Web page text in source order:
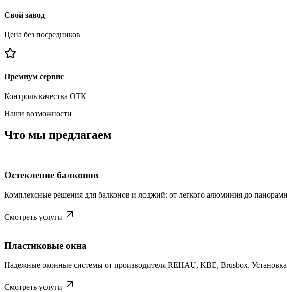
Свой завод
Цена без посредников
Премиум сервис
Контроль качества ОТК
Наши возможности
Что мы предлагаем
Остекление балконов
Комплексные решения для балконов и лоджий: от легкого алюминия до
Смотреть услуги
Пластиковые окна
Надежные оконные системы от производителя REHAU, KBE, Brusbox.
Смотреть услуги